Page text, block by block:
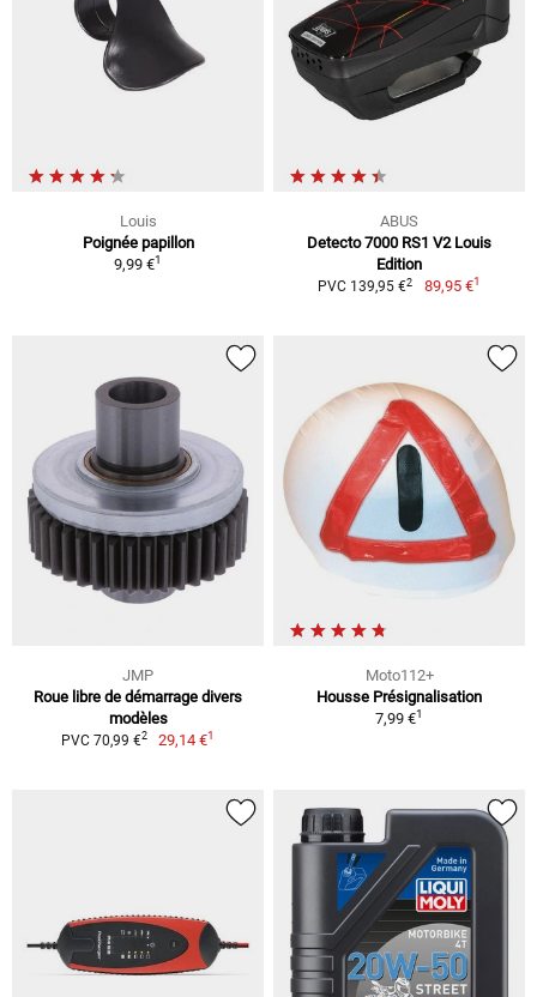
Louis
Poignée papillon
9,99 €1
ABUS
Detecto 7000 RS1 V2 Louis
Edition
PVC 139,95 €2 89,95 €1
JMP
Roue libre de démarrage divers
modèles
PVC 70,99 €2 29,14 €1
Moto112+
Housse Présignalisation
7,99 €1